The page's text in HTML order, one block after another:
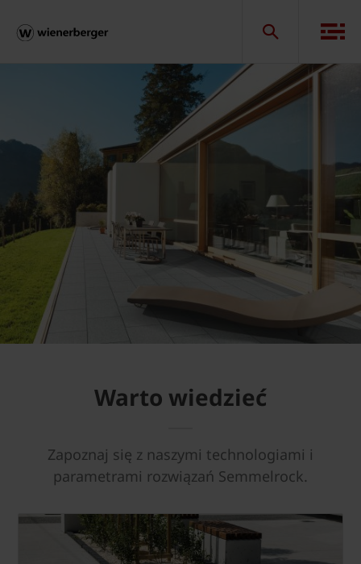
Warto wiedzieć
Zapoznaj się z naszymi technologiami i
parametrami rozwiązań Semmelrock.